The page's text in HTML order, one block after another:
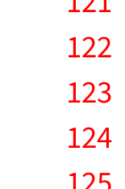
122
123
124